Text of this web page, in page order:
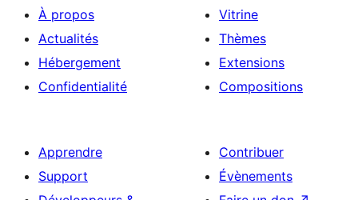
À propos
Actualités
Hébergement
Confidentialité
Vitrine
Thèmes
Extensions
Compositions
Apprendre
Support
Contribuer
Évènements